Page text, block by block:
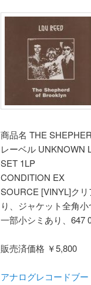
商品名 THE
レーベル UNKNOWN
SET 1LP
CONDITION EX
SOURCE [VINYL]ク
り、ジャケット全角
一部小シミあり、647
販売済価格 ￥5,800
アナログレコードブ